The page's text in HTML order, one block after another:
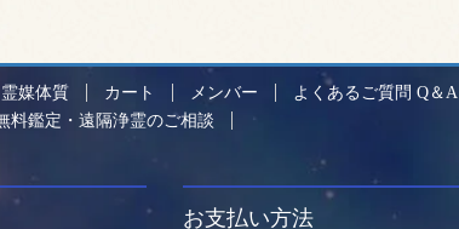
媒体質 カート メンバー
よくあるご質問 Q＆A
料鑑定・遠隔浄霊のご相談
お支払い方法